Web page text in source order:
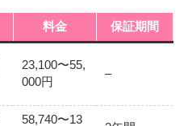
料金 保証期間
23,100〜55,
000円
–
58,740〜13